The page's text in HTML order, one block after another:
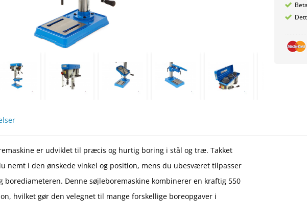
er udviklet til præcis og hurtig boring i stål og træ. Takket
nemt i den ønskede vinkel og position, mens du ubesværet tilpasser
Denne søjleboremaskine kombinerer en kraftig 550
hvilket gør den velegnet til mange forskellige boreopgaver i